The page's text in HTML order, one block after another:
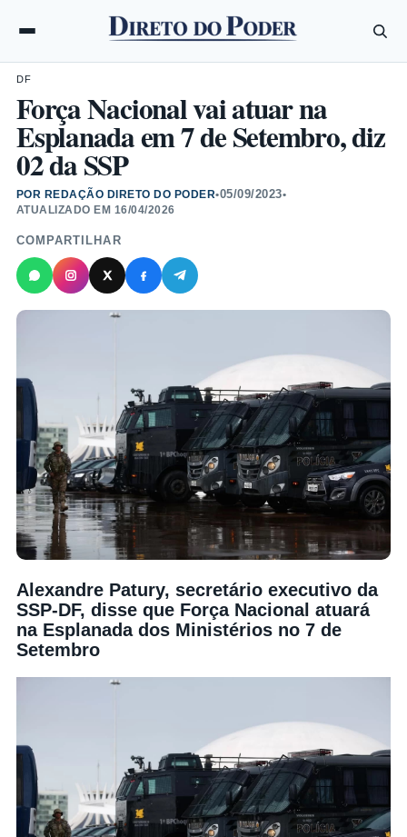
DF
Força Nacional vai atuar na
Esplanada em 7 de Setembro, diz
02 da SSP
POR REDAÇÃO DIRETO DO PODER•05/09/2023•
ATUALIZADO EM 16/04/2026
COMPARTILHAR
Alexandre Patury, secretário executivo da
SSP-DF, disse que Força Nacional atuará
na Esplanada dos Ministérios no 7 de
Setembro